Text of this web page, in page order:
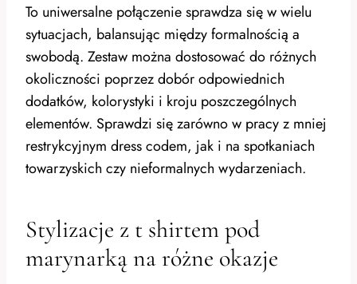
To uniwersalne połączenie sprawdza się w wielu
sytuacjach, balansując między formalnością a
swobodą. Zestaw można dostosować do różnych
okoliczności poprzez dobór odpowiednich
dodatków, kolorystyki i kroju poszczególnych
elementów. Sprawdzi się zarówno w pracy z mniej
restrykcyjnym dress codem, jak i na spotkaniach
towarzyskich czy nieformalnych wydarzeniach.
Stylizacje z t shirtem pod
marynarką na różne okazje